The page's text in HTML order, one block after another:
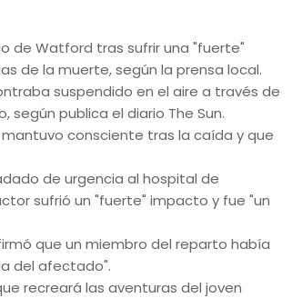
de Watford tras sufrir una "fuerte"
de la muerte, según la prensa local.
suspendido en el aire a través de
publica el diario The Sun.
consciente tras la caída y que
de urgencia al hospital de
sufrió un "fuerte" impacto y fue "un
que un miembro del reparto había
del afectado".
recreará las aventuras del joven